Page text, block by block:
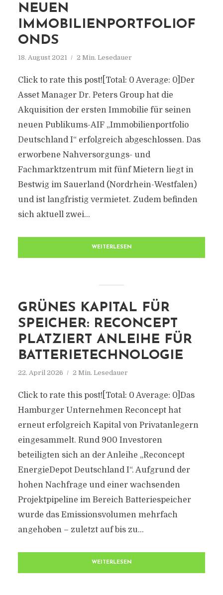
NEUEN
IMMOBILIENPORTFOLIOF
ONDS
18. August 2021 2 Min. Lesedauer
Click to rate this post![Total: 0 Average: 0]Der
Asset Manager Dr. Peters Group hat die
Akquisition der ersten Immobilie für seinen
neuen Publikums-AIF „Immobilienportfolio
Deutschland I“ erfolgreich abgeschlossen. Das
erworbene Nahversorgungs- und
Fachmarktzentrum mit fünf Mietern liegt in
Bestwig im Sauerland (Nordrhein-Westfalen)
und ist langfristig vermietet. Zudem befinden
sich aktuell zwei...
WEITERLESEN
GRÜNES KAPITAL FÜR
SPEICHER: RECONCEPT
PLATZIERT ANLEIHE FÜR
BATTERIETECHNOLOGIE
22. April 2026 2 Min. Lesedauer
Click to rate this post![Total: 0 Average: 0]Das
Hamburger Unternehmen Reconcept hat
erneut erfolgreich Kapital von Privatanlegern
eingesammelt. Rund 900 Investoren
beteiligten sich an der Anleihe „Reconcept
EnergieDepot Deutschland I“. Aufgrund der
hohen Nachfrage und einer wachsenden
Projektpipeline im Bereich Batteriespeicher
wurde das Emissionsvolumen mehrfach
angehoben – zuletzt auf bis zu...
WEITERLESEN